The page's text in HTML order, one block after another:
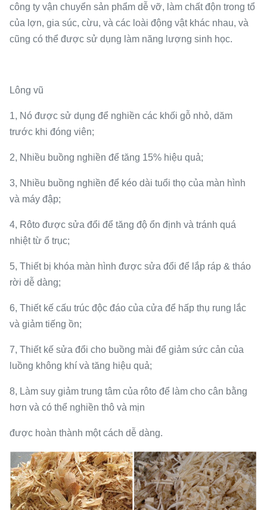
công ty vận chuyển sản phẩm dễ vỡ, làm chất độn trong tổ
của lợn, gia súc, cừu, và các loài động vật khác nhau, và
cũng có thể được sử dụng làm năng lượng sinh học.
Lông vũ
1, Nó được sử dụng để nghiền các khối gỗ nhỏ, dăm
trước khi đóng viên;
2, Nhiều buồng nghiền để tăng 15% hiệu quả;
3, Nhiều buồng nghiền để kéo dài tuổi thọ của màn hình
và máy đập;
4, Rôto được sửa đổi để tăng độ ổn định và tránh quá
nhiệt từ ổ trục;
5, Thiết bị khóa màn hình được sửa đổi để lắp ráp & tháo
rời dễ dàng;
6, Thiết kế cấu trúc độc đáo của cửa để hấp thụ rung lắc
và giảm tiếng ồn;
7, Thiết kế sửa đổi cho buồng mài để giảm sức cản của
luồng không khí và tăng hiệu quả;
8, Làm suy giảm trung tâm của rôto để làm cho cân bằng
hơn và có thể nghiền thô và mịn
được hoàn thành một cách dễ dàng.